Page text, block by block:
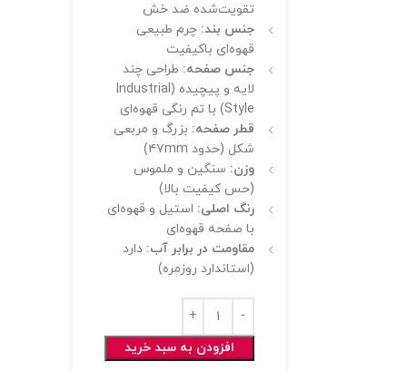
تقویت‌شده ضد خش
جنس بند: چرم طبیعی
قهوه‌ای باکیفیت
جنس صفحه: طراحی چند
لایه و پیچیده (Industrial
Style) با تم رنگی قهوه‌ای
قطر صفحه: بزرگ و مربعی
شکل (حدود ۴۷mm)
وزن: سنگین و ملموس
(حس کیفیت بالا)
رنگ اصلی: استیل و قهوه‌ای
با صفحه قهوه‌ای
مقاومت در برابر آب: دارد
(استاندارد روزمره)
افزودن به سبد خرید